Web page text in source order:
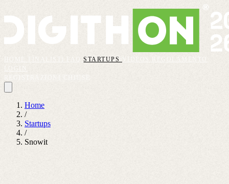
FAQSTARTUPS VIDEOS
REGOLAMENTO
Home
/
Startups
/
Snowit